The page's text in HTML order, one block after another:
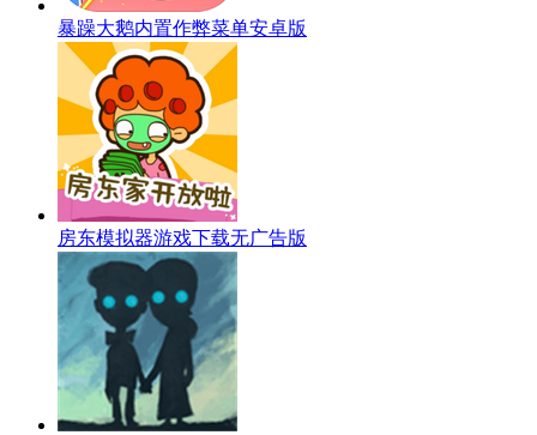
暴躁大鹅内置作弊菜单安卓版
房东模拟器游戏下载无广告版